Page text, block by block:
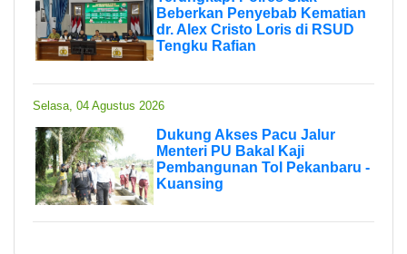
Beberkan Penyebab Kematian
dr. Alex Cristo Loris di RSUD
Tengku Rafian
Selasa, 04 Agustus 2026
Dukung Akses Pacu Jalur
Menteri PU Bakal Kaji
Pembangunan Tol Pekanbaru -
Kuansing